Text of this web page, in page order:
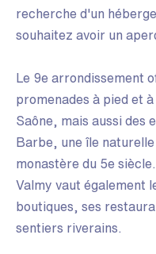
recherche d'un
souhaitez avoir un
Le 9e arrondissement
promenades à pied et
Saône, mais aussi des
Barbe, une île
monastère du 5e
Valmy vaut également
boutiques, ses
sentiers riverains.